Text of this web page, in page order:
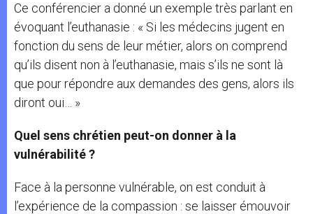
Ce conférencier a donné un exemple très parlant en
évoquant l’euthanasie : « Si les médecins jugent en
fonction du sens de leur métier, alors on comprend
qu’ils disent non à l’euthanasie, mais s’ils ne sont là
que pour répondre aux demandes des gens, alors ils
diront oui… »
Quel sens chrétien peut-on donner à la
vulnérabilité ?
Face à la personne vulnérable, on est conduit à
l’expérience de la compassion : se laisser émouvoir